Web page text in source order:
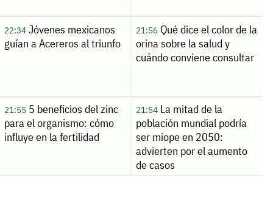
22:34Jóvenes mexicanos
guían a Acereros al triunfo
21:56Qué dice el color de la
orina sobre la salud y
cuándo conviene consultar
21:555 beneficios del zinc
para el organismo: cómo
influye en la fertilidad
21:54La mitad de la
población mundial podría
ser miope en 2050:
advierten por el aumento
de casos